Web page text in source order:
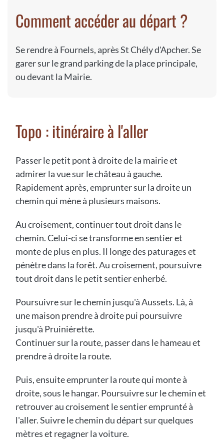
Comment accéder au départ ?
Se rendre à Fournels, après St Chély d'Apcher. Se
garer sur le grand parking de la place principale,
ou devant la Mairie.
Topo : itinéraire à l'aller
Passer le petit pont à droite de la mairie et
admirer la vue sur le château à gauche.
Rapidement après, emprunter sur la droite un
chemin qui mène à plusieurs maisons.
Au croisement, continuer tout droit dans le
chemin. Celui-ci se transforme en sentier et
monte de plus en plus. Il longe des paturages et
pénètre dans la forêt. Au croisement, poursuivre
tout droit dans le petit sentier enherbé.
Poursuivre sur le chemin jusqu'à Aussets. Là, à
une maison prendre à droite pui poursuivre
jusqu'à Pruiniérette.
Continuer sur la route, passer dans le hameau et
prendre à droite la route.
Puis, ensuite emprunter la route qui monte à
droite, sous le hangar. Poursuivre sur le chemin et
retrouver au croisement le sentier emprunté à
l'aller. Suivre le chemin du départ sur quelques
mètres et regagner la voiture.